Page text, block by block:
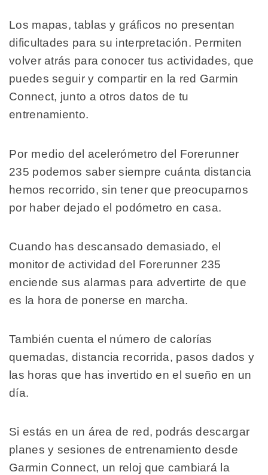
Los mapas, tablas y gráficos no presentan
dificultades para su interpretación. Permiten
volver atrás para conocer tus actividades, que
puedes seguir y compartir en la red Garmin
Connect, junto a otros datos de tu
entrenamiento.
Por medio del acelerómetro del Forerunner
235 podemos saber siempre cuánta distancia
hemos recorrido, sin tener que preocuparnos
por haber dejado el podómetro en casa.
Cuando has descansado demasiado, el
monitor de actividad del Forerunner 235
enciende sus alarmas para advertirte de que
es la hora de ponerse en marcha.
También cuenta el número de calorías
quemadas, distancia recorrida, pasos dados y
las horas que has invertido en el sueño en un
día.
Si estás en un área de red, podrás descargar
planes y sesiones de entrenamiento desde
Garmin Connect, un reloj que cambiará la